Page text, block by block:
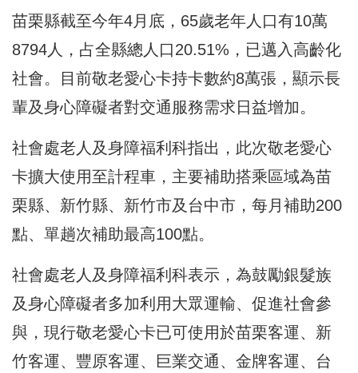
苗栗縣截至今年4月底，65歲老年人口有10萬
8794人，占全縣總人口20.51%，已邁入高齡化
社會。目前敬老愛心卡持卡數約8萬張，顯示長
輩及身心障礙者對交通服務需求日益增加。
社會處老人及身障福利科指出，此次敬老愛心
卡擴大使用至計程車，主要補助搭乘區域為苗
栗縣、新竹縣、新竹市及台中市，每月補助200
點、單趟次補助最高100點。
社會處老人及身障福利科表示，為鼓勵銀髮族
及身心障礙者多加利用大眾運輸、促進社會參
與，現行敬老愛心卡已可使用於苗栗客運、新
竹客運、豐原客運、巨業交通、金牌客運、台